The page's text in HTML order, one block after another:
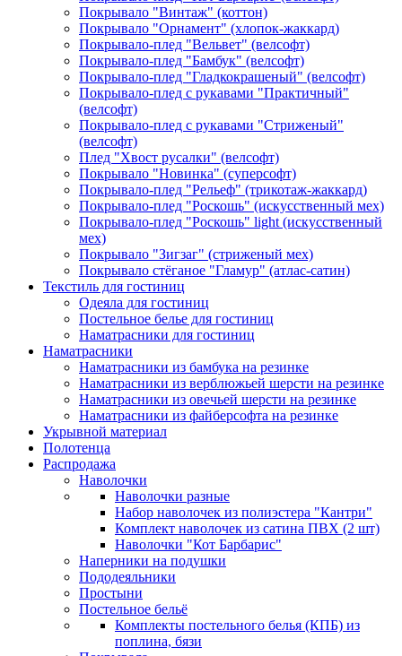
Покрывало "Винтаж" (коттон)
Покрывало "Орнамент" (хлопок-жаккард)
Покрывало-плед "Вельвет" (велсофт)
Покрывало-плед "Бамбук" (велсофт)
Покрывало-плед "Гладкокрашеный" (велсофт)
Покрывало-плед с рукавами "Практичный"
(велсофт)
Покрывало-плед с рукавами "Стриженый"
(велсофт)
Плед "Хвост русалки" (велсофт)
Покрывало "Новинка" (суперсофт)
Покрывало-плед "Рельеф" (трикотаж-жаккард)
Покрывало-плед "Роскошь" (искусственный мех)
Покрывало-плед "Роскошь" light (искусственный
мех)
Покрывало "Зигзаг" (стриженый мех)
Покрывало стёганое "Гламур" (атлас-сатин)
Текстиль для гостиниц
Одеяла для гостиниц
Постельное белье для гостиниц
Наматрасники для гостиниц
Наматрасники
Наматрасники из бамбука на резинке
Наматрасники из верблюжьей шерсти на резинке
Наматрасники из овечьей шерсти на резинке
Наматрасники из файберсофта на резинке
Укрывной материал
Полотенца
Распродажа
Наволочки
Наволочки разные
Набор наволочек из полиэстера "Кантри"
Комплект наволочек из сатина ПВХ (2 шт)
Наволочки "Кот Барбарис"
Наперники на подушки
Пододеяльники
Простыни
Постельное бельё
Комплекты постельного белья (КПБ) из
поплина, бязи